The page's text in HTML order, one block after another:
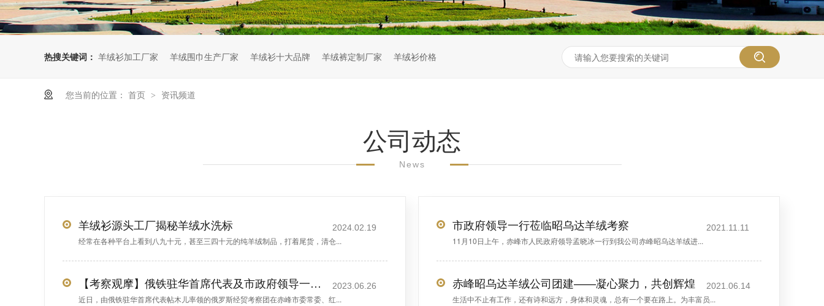
热搜关键词： 羊绒衫加工厂家 羊绒围巾生产厂家 羊绒衫十大品牌 羊绒裤定制厂家 羊绒衫价格
您当前的位置： 首页 > 资讯频道
公司动态
News
羊绒衫源头工厂揭秘羊绒水洗标 2024.02.19
经常在各种平台上看到八九十元，甚至三四十元的纯羊绒制品，打着尾货，清仓...
【考察观摩】俄铁驻华首席代表及市政府领导一行莅临昭乌达 2023.06.26
近日，由俄铁驻华首席代表帖木儿率领的俄罗斯经贸考察团在赤峰市委常委、红...
市政府领导一行莅临昭乌达羊绒考察 2021.11.11
11月10日上午，赤峰市人民政府领导孟晓冰一行到我公司赤峰昭乌达羊绒进...
赤峰昭乌达羊绒公司团建——凝心聚力，共创辉煌 2021.06.14
生活中不止有工作，还有诗和远方，身体和灵魂，总有一个要在路上。为丰富员...